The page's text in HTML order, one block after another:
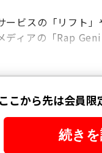
ービスの「リフト
ディアの「Rap